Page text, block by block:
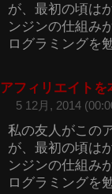
が、最初の頃は
ンジンの仕組み
ログラミングを
アフィリエイト
5 12月, 2014
私の友人がこの
が、最初の頃は
ンジンの仕組み
ログラミングを